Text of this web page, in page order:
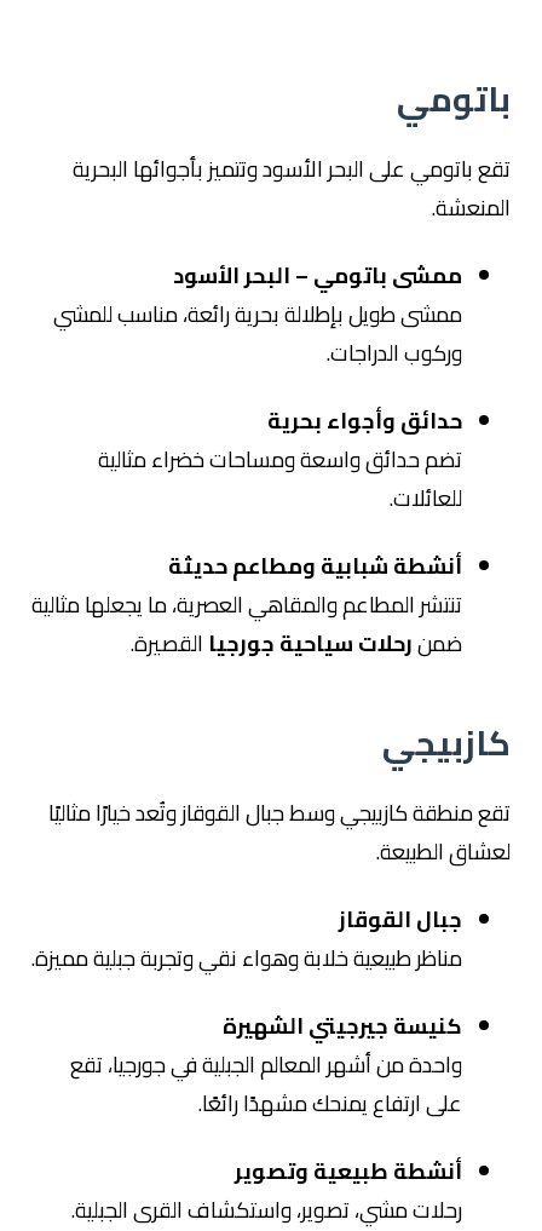
باتومي
تقعباتوميعلى البحر الأسود وتتميز بأجوائها البحرية
المنعشة.
ممشى باتومي – البحر الأسود
ممشى طويل بإطلالة بحرية رائعة، مناسب للمشي
وركوب الدراجات.
حدائق وأجواء بحرية
تضم حدائق واسعة ومساحات خضراء مثالية
للعائلات.
أنشطة شبابية ومطاعم حديثة
تنتشر المطاعم والمقاهي العصرية، ما يجعلها مثالية
ضمنرحلات سياحية جورجيا القصيرة.
كازبيجي
تقع منطقةكازبيجيوسط جبال القوقاز وتُعد خيارًا مثاليًا
لعشاق الطبيعة.
جبال القوقاز
مناظر طبيعية خلابة وهواء نقي وتجربة جبلية مميزة.
كنيسة جيرجيتي الشهيرة
واحدة من أشهر المعالم الجبلية في جورجيا، تقع
على ارتفاع يمنحك مشهدًا رائعًا.
أنشطة طبيعية وتصوير
رحلات مشي، تصوير، واستكشاف القرى الجبلية.